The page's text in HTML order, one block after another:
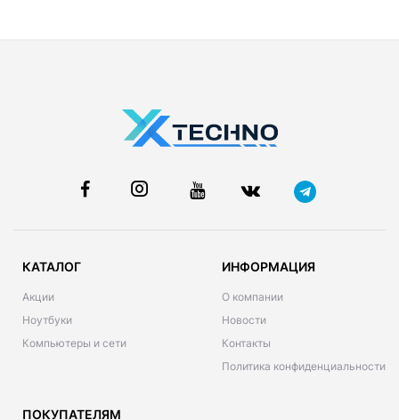
КАТАЛОГ
Акции
Ноутбуки
Компьютеры и сети
ИНФОРМАЦИЯ
О компании
Новости
Контакты
Политика конфиденциальности
ПОКУПАТЕЛЯМ